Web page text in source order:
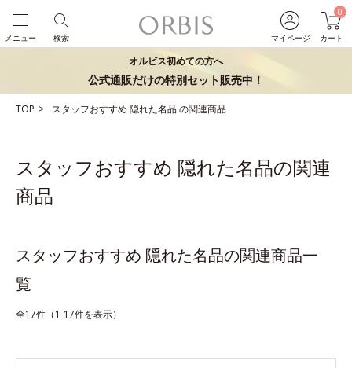
マイページ
0
カート
検索
メニュー
オルビス初めての方へ
公式通販だけの特別セット販売中！
TOP スタッフおすすめ 隠れた名品の関連商品
スタッフおすすめ 隠れた名品の関連
商品
スタッフおすすめ 隠れた名品の関連商品一
覧
全17件（1-17件を表示）